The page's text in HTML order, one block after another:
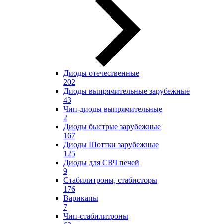
Диоды отечественные
202
Диоды выпрямительные зарубежные
43
Чип-диоды выпрямительные
2
Диоды быстрые зарубежные
167
Диоды Шоттки зарубежные
125
Диоды для СВЧ печей
9
Стабилитроны, стабисторы
176
Варикапы
7
Чип-стабилитроны